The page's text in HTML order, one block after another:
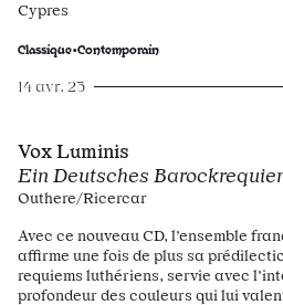
Cypres
Classique•Contemporain
14 avr. 23
Vox Luminis
Ein Deutsches
Outhere/Ricercar
Avec ce nouveau CD, l’ensemble
affirme une fois de plus sa
requiems luthériens, servie avec
profondeur des couleurs qui lui